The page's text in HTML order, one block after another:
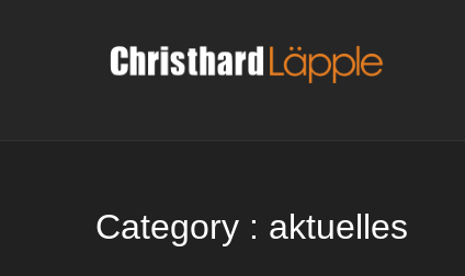
Category : aktuelles